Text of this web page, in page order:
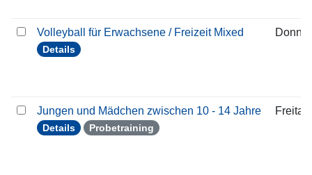
Volleyball für Erwachsene / Freizeit Mixed
Details
Jungen und Mädchen zwischen 10 - 14 Jahre
Details Probetraining
Freitag